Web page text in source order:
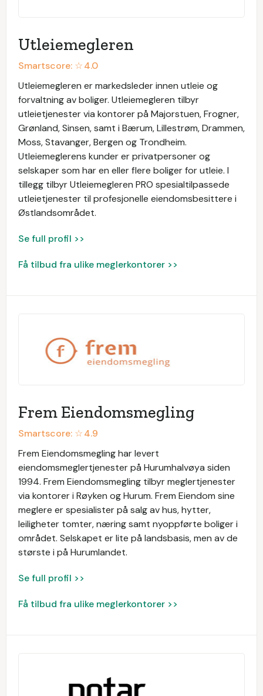
Utleiemegleren
Smartscore: ☆4.0
Utleiemegleren er markedsleder innen utleie og
forvaltning av boliger. Utleiemegleren tilbyr
utleietjenester via kontorer på Majorstuen, Frogner,
Grønland, Sinsen, samt i Bærum, Lillestrøm, Drammen,
Moss, Stavanger, Bergen og Trondheim.
Utleiemeglerens kunder er privatpersoner og
selskaper som har en eller flere boliger for utleie. I
tillegg tilbyr Utleiemegleren PRO spesialtilpassede
utleietjenester til profesjonelle eiendomsbesittere i
Østlandsområdet.
Se full profil >>
Få tilbud fra ulike meglerkontorer >>
Frem Eiendomsmegling
Smartscore: ☆4.9
Frem Eiendomsmegling har levert
eiendomsmeglertjenester på Hurumhalvøya siden
1994. Frem Eiendomsmegling tilbyr meglertjenester
via kontorer i Røyken og Hurum. Frem Eiendom sine
meglere er spesialister på salg av hus, hytter,
leiligheter tomter, næring samt nyoppførte boliger i
området. Selskapet er lite på landsbasis, men av de
største i på Hurumlandet.
Se full profil >>
Få tilbud fra ulike meglerkontorer >>